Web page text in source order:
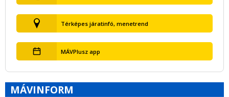
Térképes járatinfó, menetrend
MÁVPlusz app
MÁVINFORM